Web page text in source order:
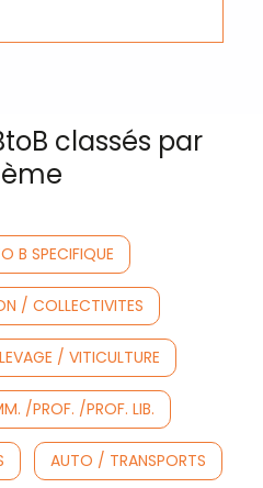
classés par
B SPECIFIQUE
/ COLLECTIVITES
/ VITICULTURE
/PROF. /PROF. LIB.
AUTO / TRANSPORTS